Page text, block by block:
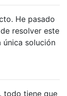
He pasado
resolver este
única solución
todo tiene que